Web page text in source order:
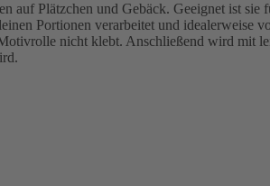
Plätzchen und Gebäck. Geeignet ist sie
Portionen verarbeitet und idealerweise
nicht klebt. Anschließend wird mit